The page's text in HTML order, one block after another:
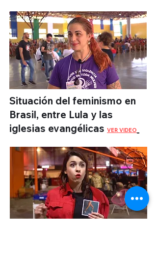
Situación del feminismo en
Brasil, entre Lula y las
iglesias evangélicas VER VIDEO